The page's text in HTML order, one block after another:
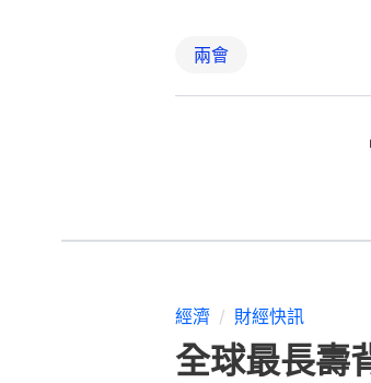
兩會
經濟 財經快訊
全球最長